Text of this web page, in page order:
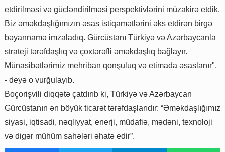
etdirilməsi və gücləndirilməsi perspektivlərini müzakirə etdik.
Biz əməkdaşlığımızın əsas istiqamətlərini əks etdirən birgə
bəyannamə imzaladıq. Gürcüstanı Türkiyə və Azərbaycanla
strateji tərəfdaşlıq və çoxtərəfli əməkdaşlıq bağlayır.
Münasibətlərimiz mehriban qonşuluq və etimada əsaslanır",
- deyə o vurğulayıb.
Boçorişvili diqqətə çatdırıb ki, Türkiyə və Azərbaycan
Gürcüstanın ən böyük ticarət tərəfdaşlarıdır: “Əməkdaşlığımız
siyasi, iqtisadi, nəqliyyat, enerji, müdafiə, mədəni, texnoloji
və digər mühüm sahələri əhatə edir”.